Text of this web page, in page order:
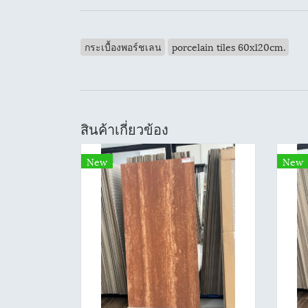
กระเบื้องพอร์ชเลน porcelain tiles 60x120cm.
สินค้าเกี่ยวข้อง
New New